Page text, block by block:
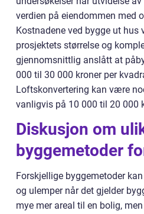
verdien på eiendommen med
Kostnadene ved bygge ut hus
prosjektets størrelse og
gjennomsnittlig anslått at
000 til 30 000 kroner per
Loftskonvertering kan være
vanligvis på 10 000 til 20 000
Diskusjon om
byggemetoder
Forskjellige byggemetoder
og ulemper når det gjelder
mye mer areal til en bolig,